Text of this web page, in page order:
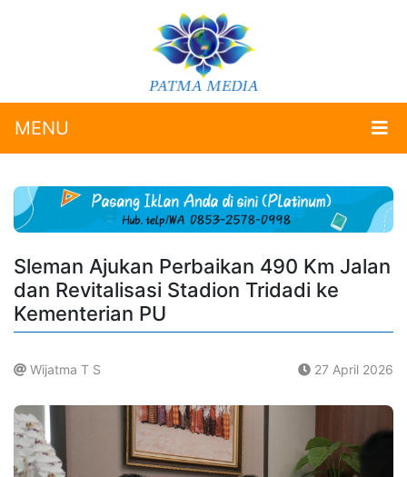
MENU
Sleman Ajukan Perbaikan 490 Km Jalan
dan Revitalisasi Stadion Tridadi ke
Kementerian PU
Wijatma T S 27 April 2026